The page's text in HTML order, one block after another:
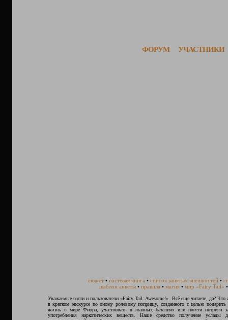
ФОРУМ УЧАСТНИКИ
сюжет •гостевая книга •список занятых внешностей •
шаблон анкеты •правила •магия •мир «Fairy Tail»
Уважаемые гости и пользователи «Fairy Tail: Awesome!». Всё ещё читаете, да? Что
в кратком экскурсе по оному ролевому поприщу, созданного с целью
жизнь в мире Фиора, участвовать в главных баталиях или плести интриги
употребления наркотических веществ. Наше средство получение